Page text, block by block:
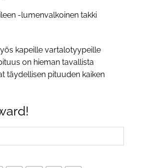
-lumenvalkoinen takki
kapeille vartalotyypeille
on hieman tavallista
täydellisen pituuden kaiken